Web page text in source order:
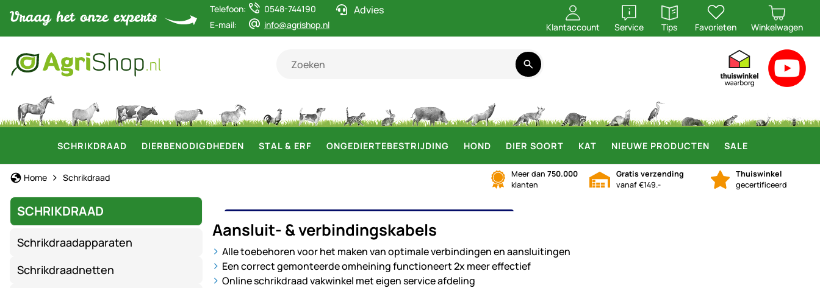
Telefoon:
0548-744190
E-mail:
info@agrishop.nl
Advies
Klantaccount Service
openen
Tips
openen
Favorieten Winkelwagen
SCHRIKDRAAD DIERBENODIGDHEDEN STAL & ERF ONGEDIERTEBESTRIJDING HOND DIER SOORT KAT NIEUWE PRODUCTEN SALE
Home Schrikdraad Meer dan750.000
klanten
Gratis verzending
vanaf €149.-
Thuiswinkel
gecertificeerd
SCHRIKDRAAD
Schrikdraadapparaten
Schrikdraadnetten
AANSLUIT- & VERBINDINGSKABELS
Aansluit- & verbindingskabels
Alle toebehoren voor het maken van optimale verbindingen en aansluitingen
Een correct gemonteerde omheining functioneert 2x meer effectief
Online schrikdraad vakwinkel met eigen service afdeling